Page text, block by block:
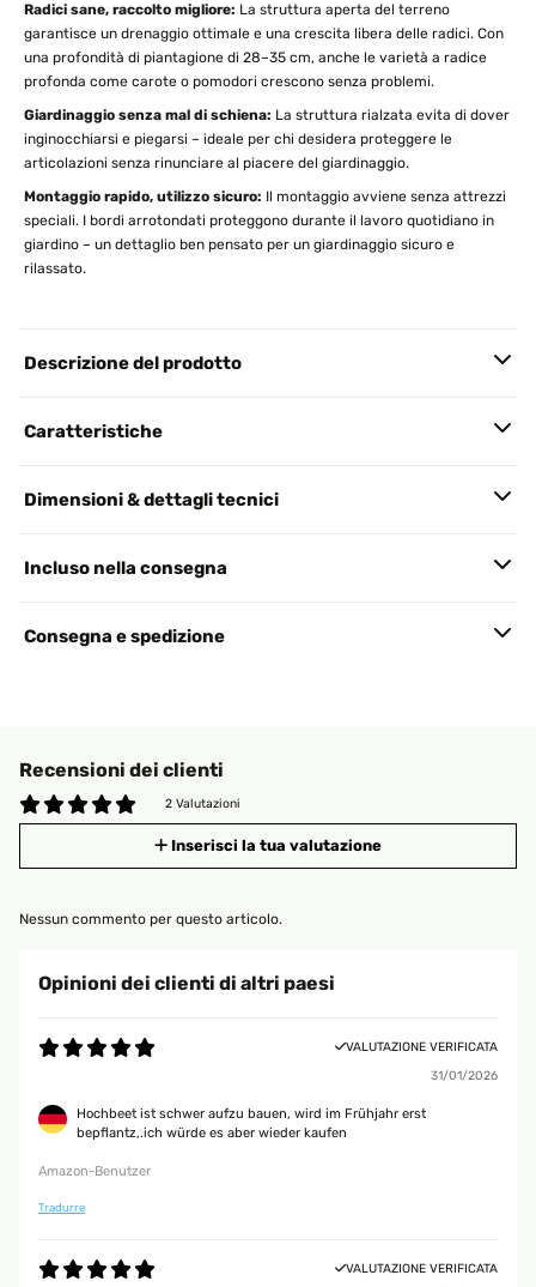
Radici sane, raccolto migliore: La struttura aperta del terreno
garantisce un drenaggio ottimale e una crescita libera delle radici. Con
una profondità di piantagione di 28–35 cm, anche le varietà a radice
profonda come carote o pomodori crescono senza problemi.
Giardinaggio senza mal di schiena: La struttura rialzata evita di dover
inginocchiarsi e piegarsi – ideale per chi desidera proteggere le
articolazioni senza rinunciare al piacere del giardinaggio.
Montaggio rapido, utilizzo sicuro: Il montaggio avviene senza attrezzi
speciali. I bordi arrotondati proteggono durante il lavoro quotidiano in
giardino – un dettaglio ben pensato per un giardinaggio sicuro e
rilassato.
Descrizione del prodotto
Caratteristiche
Dimensioni & dettagli tecnici
Incluso nella consegna
Consegna e spedizione
Recensioni dei clienti
2 Valutazioni
Inserisci la tua valutazione
Nessun commento per questo articolo.
Opinioni dei clienti di altri paesi
VALUTAZIONE VERIFICATA
31/01/2026
Hochbeet ist schwer aufzu bauen, wird im Frühjahr erst
bepflantz,.ich würde es aber wieder kaufen
Amazon-Benutzer
Tradurre
VALUTAZIONE VERIFICATA